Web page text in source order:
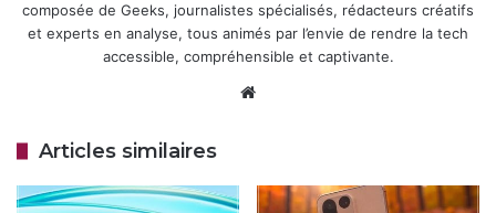
OnePlus Pad 3 Pro et Pad Mini : deux
nouvelles tablettes en préparation
pour élargir l’offre Android
18 mars 2026
significative, avec un module triple caméra de 50 Mpx,
composée de Geeks, journalistes spécialisés, rédacteurs créatifs
et experts en analyse, tous animés par l’envie de rendre la tech
accessible, compréhensible et captivante.
Articles similaires